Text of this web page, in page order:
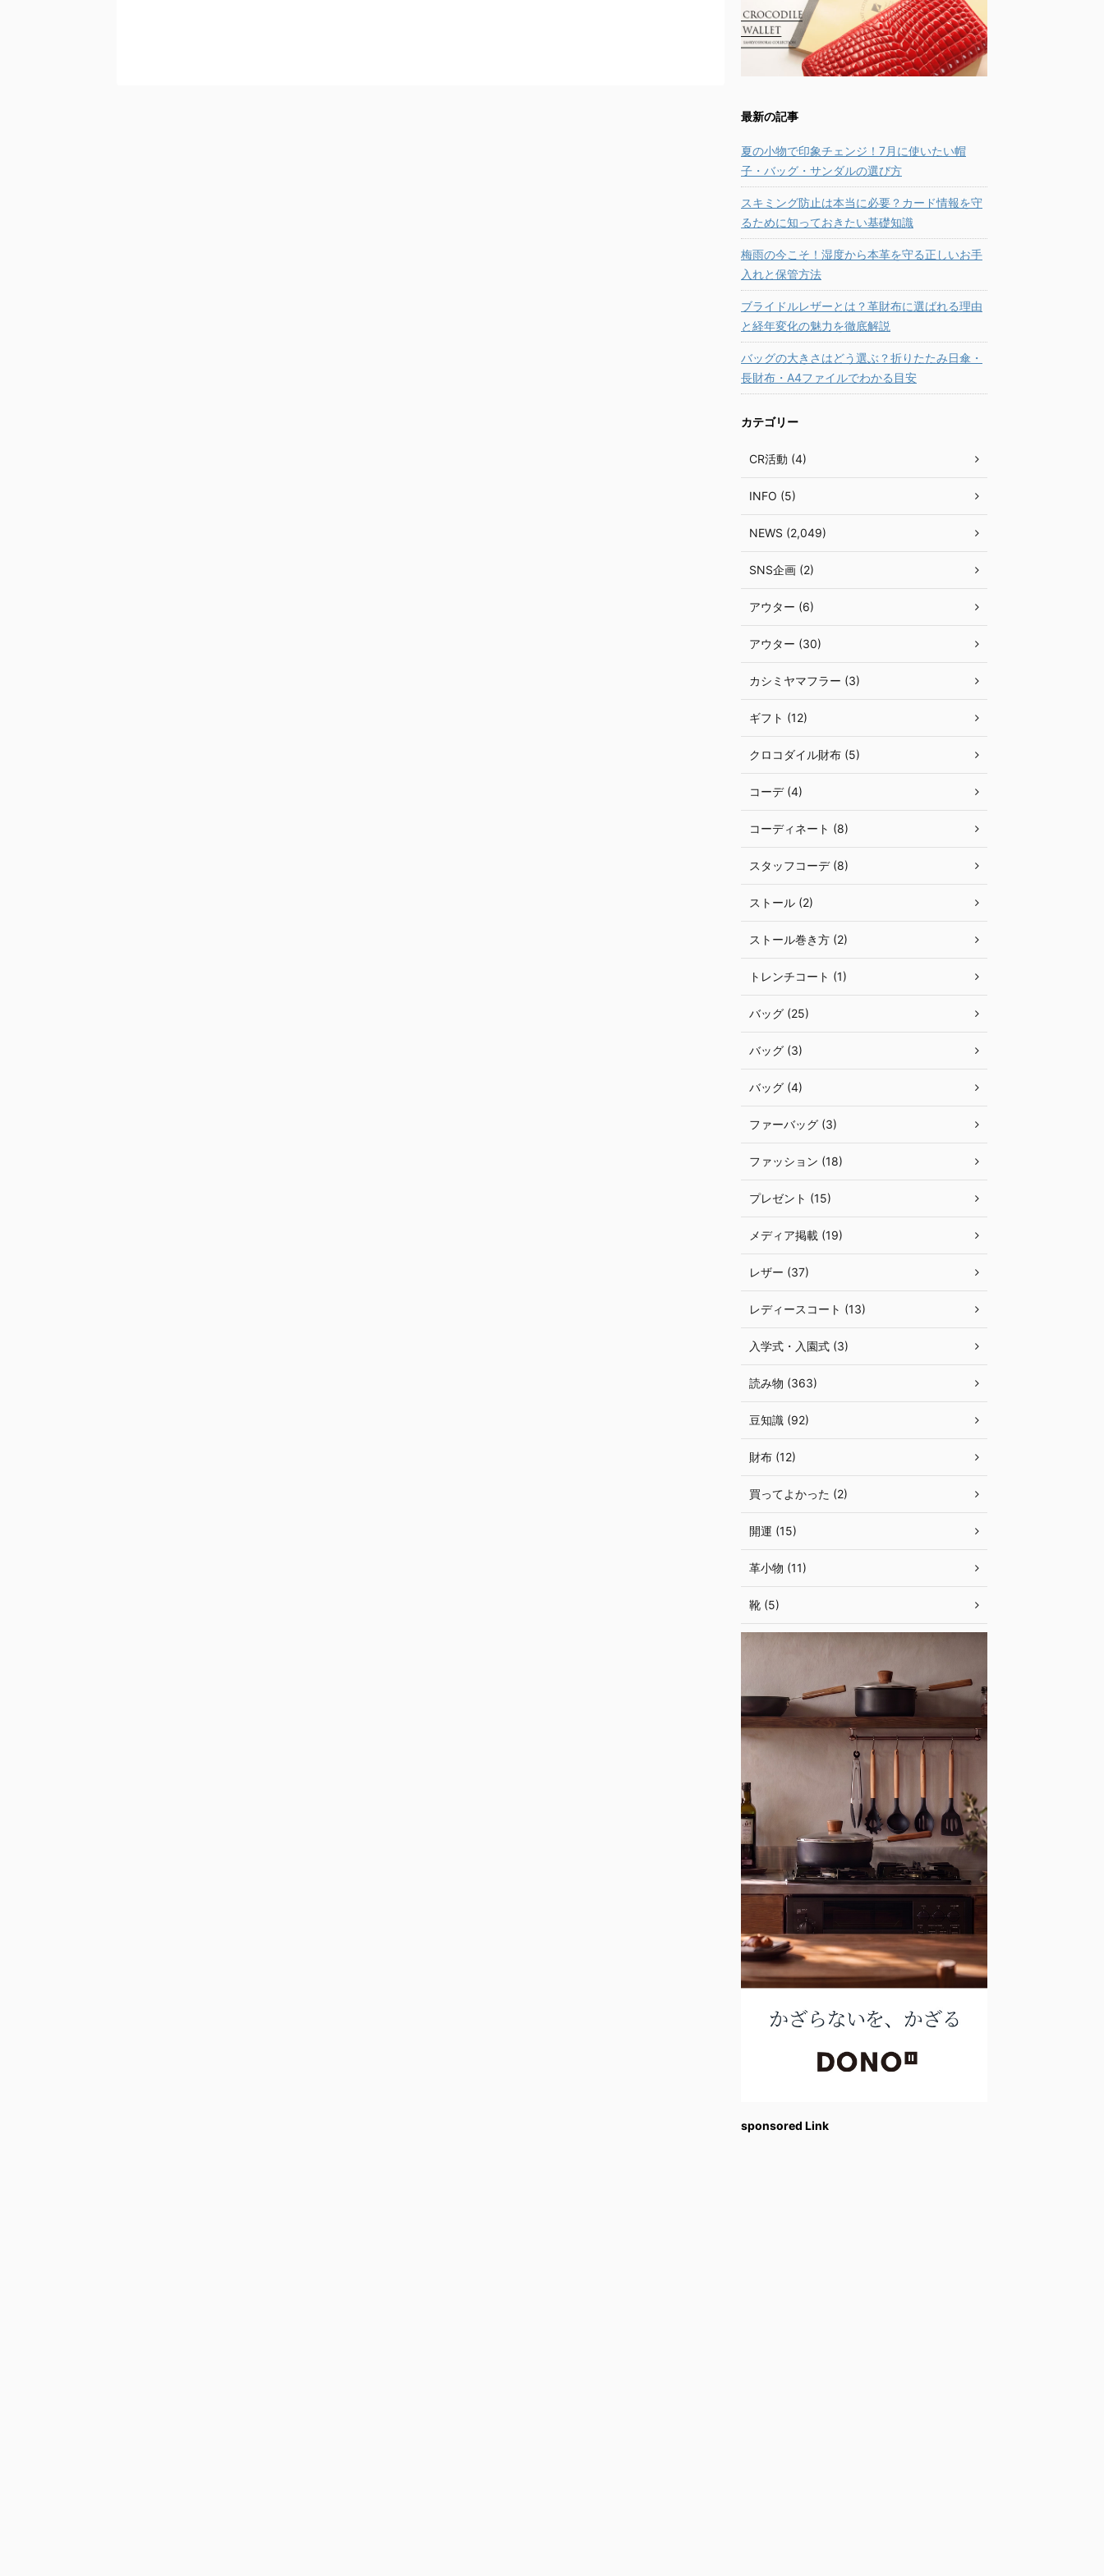
最新の記事
夏の小物で印象チェンジ！7月に使いたい帽
子・バッグ・サンダルの選び方
スキミング防止は本当に必要？カード情報を守
るために知っておきたい基礎知識
梅雨の今こそ！湿度から本革を守る正しいお手
入れと保管方法
ブライドルレザーとは？革財布に選ばれる理由
と経年変化の魅力を徹底解説
バッグの大きさはどう選ぶ？折りたたみ日傘・
長財布・A4ファイルでわかる目安
カテゴリー
CR活動 (4)
INFO (5)
NEWS (2,049)
SNS企画 (2)
アウター (6)
アウター (30)
カシミヤマフラー (3)
ギフト (12)
クロコダイル財布 (5)
コーデ (4)
コーディネート (8)
スタッフコーデ (8)
ストール (2)
ストール巻き方 (2)
トレンチコート (1)
バッグ (25)
バッグ (3)
バッグ (4)
ファーバッグ (3)
ファッション (18)
プレゼント (15)
メディア掲載 (19)
レザー (37)
レディースコート (13)
入学式・入園式 (3)
読み物 (363)
豆知識 (92)
財布 (12)
買ってよかった (2)
開運 (15)
革小物 (11)
靴 (5)
sponsored Link